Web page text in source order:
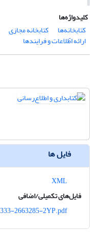
کلیدواژه‌ها
کتابخانه‌ها
کتابخانه مجازی
ارائه اطّلاعات و فرایندها
فایل ها
فایل‌های تکمیلی/اضافی
1333-2663285-2YP.pdf